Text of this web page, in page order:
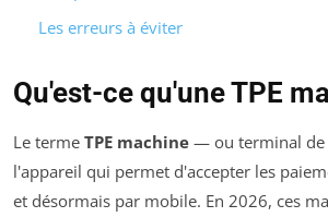
Les erreurs à éviter
Qu'est-ce qu'une TPE
Le terme TPE machine — ou terminal
l'appareil qui permet d'accepter les
et désormais par mobile. En 2026, ces